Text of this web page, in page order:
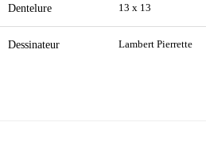
Dentelure 13 x 13
Dessinateur Lambert Pierrette